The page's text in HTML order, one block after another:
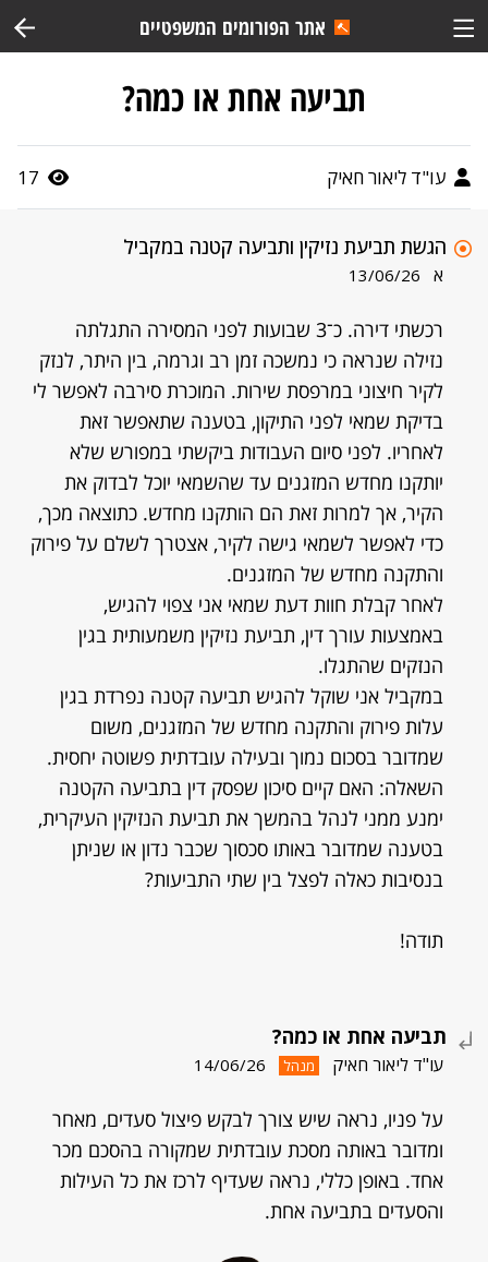
אתר הפורומים המשפטיים
תביעה אחת או כמה?
עו"ד ליאור חאיק 17
הגשת תביעת נזיקין ותביעה קטנה במקביל
א 13/06/26
רכשתי דירה. כ־3 שבועות לפני המסירה התגלתה
נזילה שנראה כי נמשכה זמן רב וגרמה, בין היתר, לנזק
לקיר חיצוני במרפסת שירות. המוכרת סירבה לאפשר לי
בדיקת שמאי לפני התיקון, בטענה שתאפשר זאת
לאחריו. לפני סיום העבודות ביקשתי במפורש שלא
יותקנו מחדש המזגנים עד שהשמאי יוכל לבדוק את
הקיר, אך למרות זאת הם הותקנו מחדש. כתוצאה מכך,
כדי לאפשר לשמאי גישה לקיר, אצטרך לשלם על פירוק
והתקנה מחדש של המזגנים.
לאחר קבלת חוות דעת שמאי אני צפוי להגיש,
באמצעות עורך דין, תביעת נזיקין משמעותית בגין
הנזקים שהתגלו.
במקביל אני שוקל להגיש תביעה קטנה נפרדת בגין
עלות פירוק והתקנה מחדש של המזגנים, משום
שמדובר בסכום נמוך ובעילה עובדתית פשוטה יחסית.
השאלה: האם קיים סיכון שפסק דין בתביעה הקטנה
ימנע ממני לנהל בהמשך את תביעת הנזיקין העיקרית,
בטענה שמדובר באותו סכסוך שכבר נדון או שניתן
בנסיבות כאלה לפצל בין שתי התביעות?
תודה!
תביעה אחת או כמה?
עו"ד ליאור חאיק מנהל 14/06/26
על פניו, נראה שיש צורך לבקש פיצול סעדים, מאחר
ומדובר באותה מסכת עובדתית שמקורה בהסכם מכר
אחד. באופן כללי, נראה שעדיף לרכז את כל העילות
והסעדים בתביעה אחת.